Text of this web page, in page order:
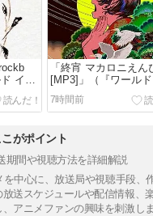
イズ
ング
「終宵 マカロニえん
[MP3]」（『ワール
ダンシング』オープ
テーマ）
7時間前
がポイント
期間や視聴方法を詳細解説
を中心に、放送局や視聴手段、
放送スケジュールや配信情報、
アニメファンの興味を刺激し